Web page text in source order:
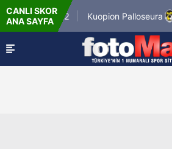
CANLI SKOR
ANA SAYFA
Match 12 Kuopion Palloseura